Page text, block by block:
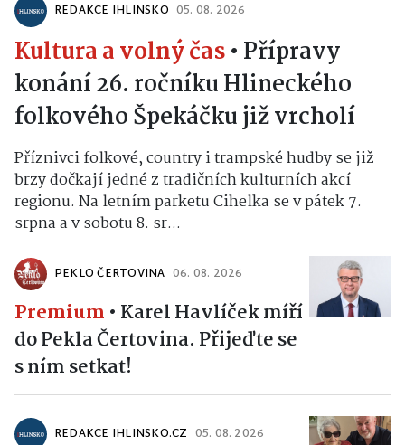
REDAKCE IHLINSKO 05. 08. 2026
Kultura a volný čas• Přípravy
konání 26. ročníku Hlineckého
folkového Špekáčku již vrcholí
Příznivci folkové, country i trampské hudby se již
brzy dočkají jedné z tradičních kulturních akcí
regionu. Na letním parketu Cihelka se v pátek 7.
srpna a v sobotu 8. sr...
PEKLO ČERTOVINA 06. 08. 2026
Premium • Karel Havlíček míří
do Pekla Čertovina. Přijeďte se
s ním setkat!
REDAKCE IHLINSKO.CZ 05. 08. 2026